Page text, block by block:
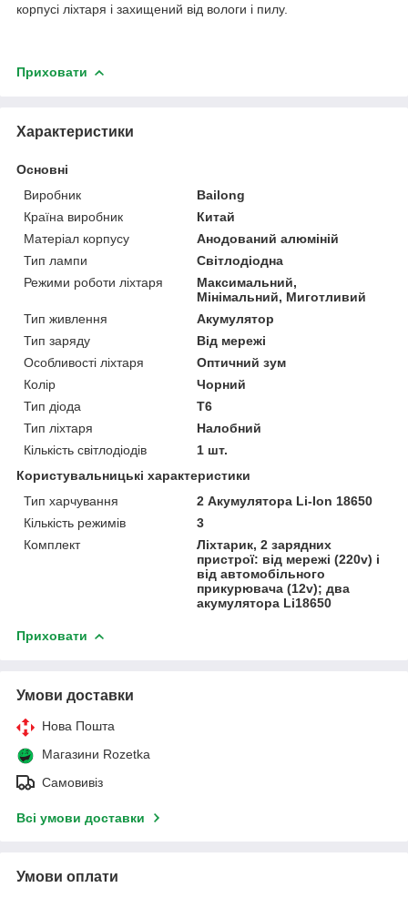
корпусі ліхтаря і захищений від вологи і пилу.
Приховати
Характеристики
Основні
Виробник
Bailong
Країна виробник
Китай
Матеріал корпусу
Анодований алюміній
Тип лампи
Світлодіодна
Режими роботи ліхтаря
Максимальний,
Мінімальний, Миготливий
Тип живлення
Акумулятор
Тип заряду
Від мережі
Особливості ліхтаря
Оптичний зум
Колір
Чорний
Тип діода
T6
Тип ліхтаря
Налобний
Кількість світлодіодів
1 шт.
Користувальницькі характеристики
Тип харчування
2 Акумулятора Li-Ion 18650
Кількість режимів
3
Комплект
Ліхтарик, 2 зарядних
пристрої: від мережі (220v) і
від автомобільного
прикурювача (12v); два
акумулятора Li18650
Приховати
Умови доставки
Нова Пошта
Магазини Rozetka
Самовивіз
Всі умови доставки
Умови оплати